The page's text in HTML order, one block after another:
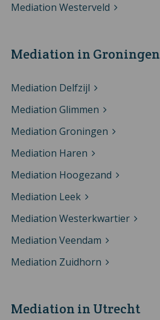
Mediation Westerveld
Mediation in Groningen
Mediation Delfzijl
Mediation Glimmen
Mediation Groningen
Mediation Haren
Mediation Hoogezand
Mediation Leek
Mediation Westerkwartier
Mediation Veendam
Mediation Zuidhorn
Mediation in Utrecht